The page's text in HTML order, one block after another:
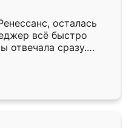
только здесь.
осталась
всё быстро
отвечала сразу.
подошёл к
Собрали
аккуратно, даже